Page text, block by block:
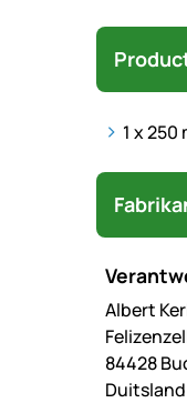
1 x
Albert
84428
Duitsland